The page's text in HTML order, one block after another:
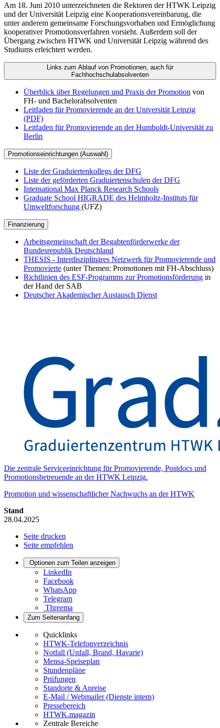
Am 18. Juni 2010 unterzeichneten die Rektoren der HTWK Leipzig
und der Universität Leipzig eine Kooperationsvereinbarung, die
unter anderem gemeinsame Forschungsvorhaben und Ermöglichung
kooperativer Promotionsverfahren vorsieht. Außerdem soll der
Übergang zwischen HTWK und Universität Leipzig während des
Studiums erleichtert werden.
Links zum Ablauf von Promotionen, auch für
Fachhochschulabsolventen
Überblick über Regelungen und Praxis der Promotion von
FH- und Bachelorabsolventen
Leitfaden für Promovierende an der Universität Leipzig
(PDF)
Leitfaden für Promovierende an der Humboldt-Universität zu
Berlin
Promotionseinrichtungen (Auswahl)
Liste der Graduiertenkollegs der DFG
Liste der geförderten Graduiertenschulen der DFG
International Max Planck Research Schools
Graduate School HIGRADE des Helmholtz-Instituts für
Umweltforschung (UFZ)
Finanzierung
Arbeitsgemeinschaft der Begabtenförderwerke der
Bundesrepublik Deutschland
THESIS - Interdisziplinäres Netzwerk für Promovierende und
Promovierte (unter Themen: Promotionen mit FH-Abschluss)
Richtlinien des ESF-Programms zur Promotionsförderung in
der Hand der SAB
Deutscher Akademischer Austausch Dienst
Die zentrale Serviceeinrichtung für Promovierende, Postdocs und
Promotionsbetreuende an der HTWK Leipzig.
Promotion und wissenschaftlicher Nachwuchs an der HTWK
Stand
28.04.2025
Seite drucken
Seite empfehlen
Optionen zum Teilen anzeigen
LinkedIn
Facebook
WhatsApp
Telegram
Threema
Zum Seitenanfang
Quicklinks
HTWK-Telefonverzeichnis
Notfall (Unfall, Brand, Havarie)
Mensa-Speiseplan
Stundenpläne
Prüfungen
Standorte & Anreise
E-Mail / Webmailer (Dienste intern)
Pressebereich
HTWK.magazin
Zentrale Bereiche